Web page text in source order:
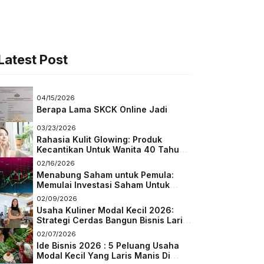
Post
04/15/2026
Berapa Lama SKCK Online Jadi
03/23/2026
Rahasia Kulit Glowing: Produk
Kecantikan Untuk Wanita 40 Tahun
Keatas
02/16/2026
Menabung Saham untuk Pemula:
Memulai Investasi Saham Untuk
Pemula
02/09/2026
Usaha Kuliner Modal Kecil 2026:
Strategi Cerdas Bangun Bisnis Laris
di Tengah Persaingan
02/07/2026
Ide Bisnis 2026 : 5 Peluang Usaha
Modal Kecil Yang Laris Manis Di